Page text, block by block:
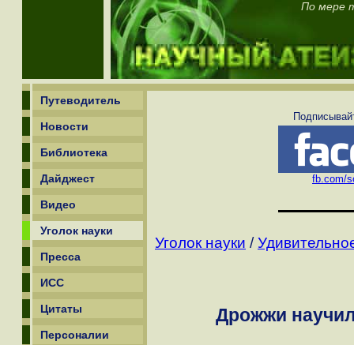
По мере
Путеводитель
Новости
Библиотека
Дайджест
Видео
Уголок науки
Пресса
ИСС
Цитаты
Персоналии
fb.com/
Уголок науки /
Дрожжи